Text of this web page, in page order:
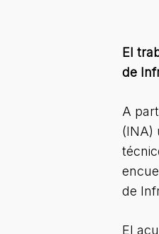
El
de
A
(INA)
de
El